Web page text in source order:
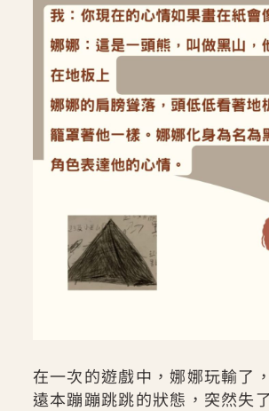
在一次的遊戲中，娜娜玩輸了
遠本蹦蹦跳跳的狀態，突然失